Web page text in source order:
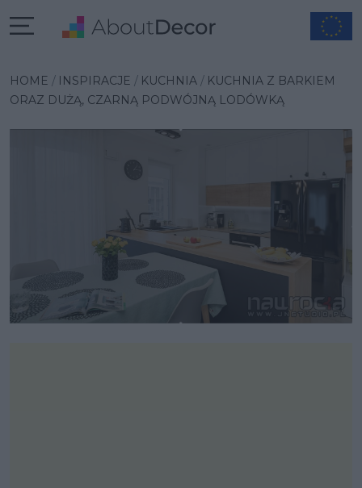
HOME INSPIRACJE KUCHNIA
KUCHNIA Z BARKIEM
ORAZ DUŻĄ, CZARNĄ PODWÓJNĄ LODÓWKĄ